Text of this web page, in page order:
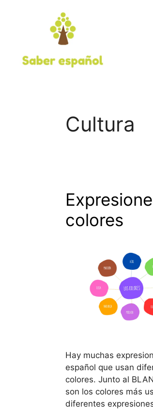
Cultura
colores
Hay muchas
español que usan
colores. Junto al
son los colores más
diferentes